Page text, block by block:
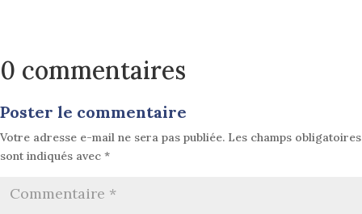
0 commentaires
Poster le commentaire
Votre adresse e-mail ne sera pas publiée. Les champs obligatoires
sont indiqués avec *